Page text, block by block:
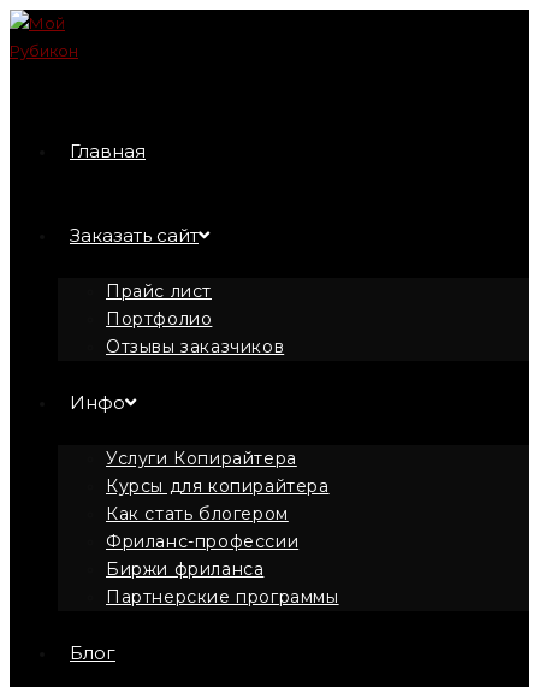
Перейти
к
Главная
Заказать сайт
Прайс лист
Портфолио
Отзывы заказчиков
Инфо
Услуги Копирайтера
Курсы для копирайтера
Как стать блогером
Фриланс-профессии
Биржи фриланса
Партнерские программы
Блог